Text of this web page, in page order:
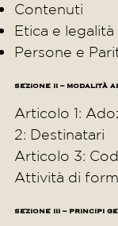
Contenuti
Etica e legalità
Persone e
SEZIONE II – MODALITÀ
Articolo 1:
2: Destinatari
Articolo 3:
Attività di
SEZIONE III – PRINCIPI